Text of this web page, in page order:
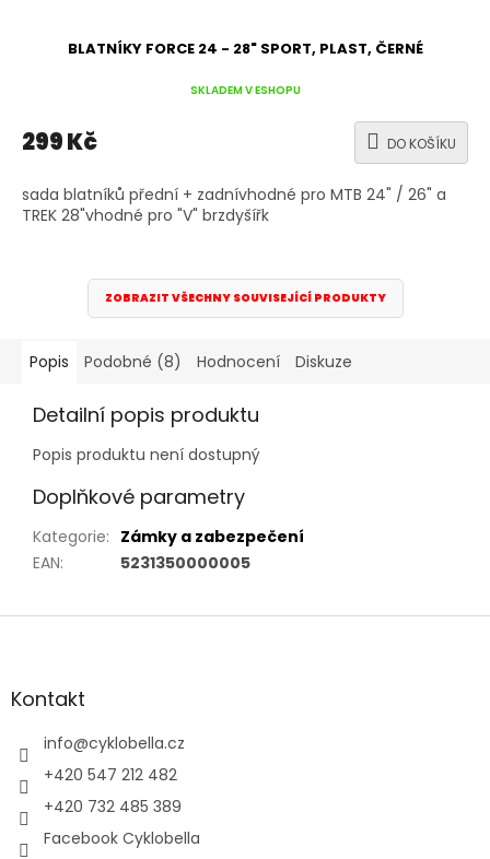
BLATNÍKY FORCE 24 - 28" SPORT, PLAST, ČERNÉ
SKLADEM V ESHOPU
299 Kč DO KOŠÍKU
sada blatníků přední + zadnívhodné pro MTB 24" / 26" a
TREK 28"vhodné pro "V" brzdyšířk
ZOBRAZIT VŠECHNY SOUVISEJÍCÍ PRODUKTY
Popis Podobné (8) Hodnocení Diskuze
Detailní popis produktu
Popis produktu není dostupný
Doplňkové parametry
Kategorie: Zámky a zabezpečení
EAN: 5231350000005
Z
aKontakt
info@cyklobella.cz
+420 547 212 482
+420 732 485 389
Facebook Cyklobella